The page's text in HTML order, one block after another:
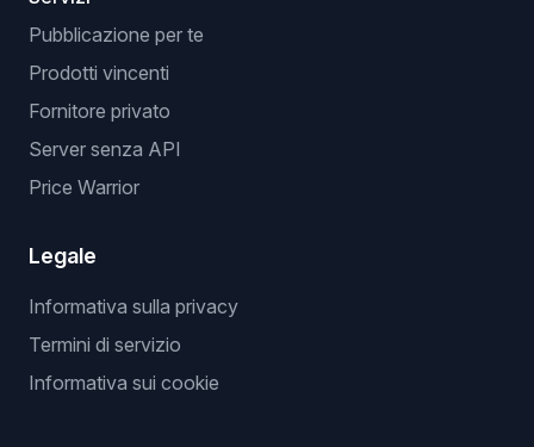
Pubblicazione per te
Prodotti vincenti
Fornitore privato
Server senza API
Price Warrior
Legale
Informativa sulla privacy
Termini di servizio
Informativa sui cookie